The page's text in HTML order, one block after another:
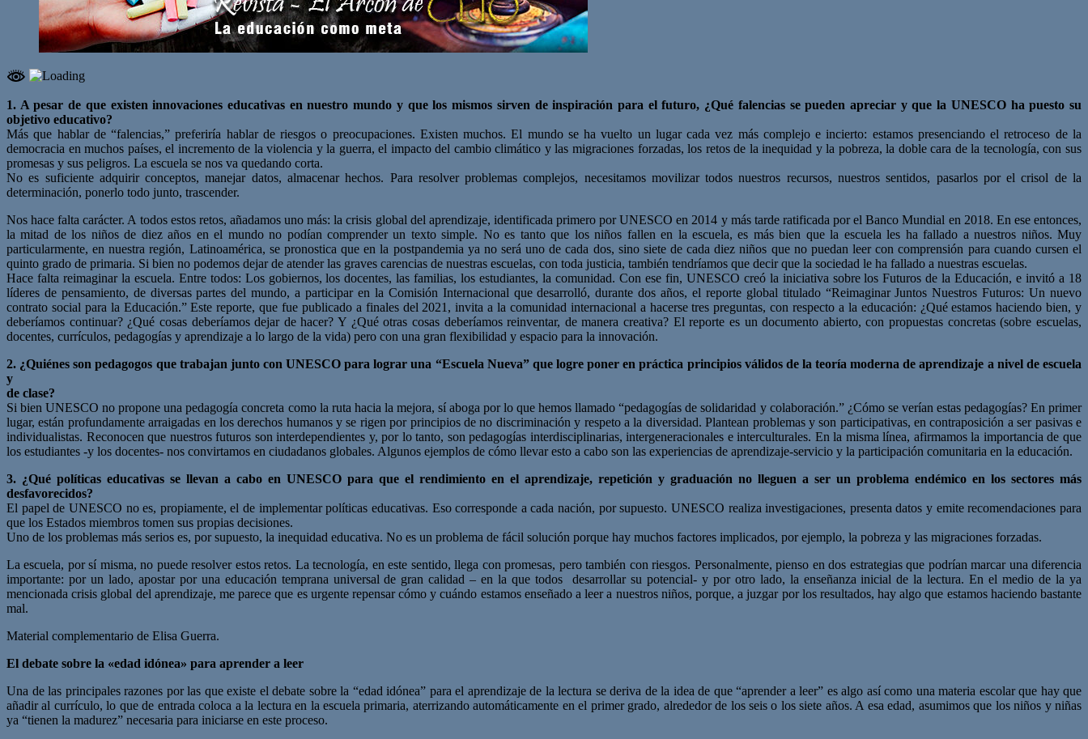
1. A pesar de que existen innovaciones educativas en nuestro mundo y que los mismos sirven de inspiración para el futuro, ¿Qué falencias se pueden apreciar y que la UNESCO ha puesto su
objetivo educativo?
Más que hablar de “falencias,” preferiría hablar de riesgos o preocupaciones. Existen muchos. El mundo se ha vuelto un lugar cada vez más complejo e incierto: estamos presenciando el retroceso de la
democracia en muchos países, el incremento de la violencia y la guerra, el impacto del cambio climático y las migraciones forzadas, los retos de la inequidad y la pobreza, la doble cara de la tecnología, con sus
promesas y sus peligros. La escuela se nos va quedando corta.
No es suficiente adquirir conceptos, manejar datos, almacenar hechos. Para resolver problemas complejos, necesitamos movilizar todos nuestros recursos, nuestros sentidos, pasarlos por el crisol de la
determinación, ponerlo todo junto, trascender.
Nos hace falta carácter. A todos estos retos, añadamos uno más: la crisis global del aprendizaje, identificada primero por UNESCO en 2014 y más tarde ratificada por el Banco Mundial en 2018. En ese entonces,
la mitad de los niños de diez años en el mundo no podían comprender un texto simple. No es tanto que los niños fallen en la escuela, es más bien que la escuela les ha fallado a nuestros niños. Muy
particularmente, en nuestra región, Latinoamérica, se pronostica que en la postpandemia ya no será uno de cada dos, sino siete de cada diez niños que no puedan leer con comprensión para cuando cursen el
quinto grado de primaria. Si bien no podemos dejar de atender las graves carencias de nuestras escuelas, con toda justicia, también tendríamos que decir que la sociedad le ha fallado a nuestras escuelas.
Hace falta reimaginar la escuela. Entre todos: Los gobiernos, los docentes, las familias, los estudiantes, la comunidad. Con ese fin, UNESCO creó la iniciativa sobre los Futuros de la Educación, e invitó a 18
líderes de pensamiento, de diversas partes del mundo, a participar en la Comisión Internacional que desarrolló, durante dos años, el reporte global titulado “Reimaginar Juntos Nuestros Futuros: Un nuevo
contrato social para la Educación.” Este reporte, que fue publicado a finales del 2021, invita a la comunidad internacional a hacerse tres preguntas, con respecto a la educación: ¿Qué estamos haciendo bien, y
deberíamos continuar? ¿Qué cosas deberíamos dejar de hacer? Y ¿Qué otras cosas deberíamos reinventar, de manera creativa? El reporte es un documento abierto, con propuestas concretas (sobre escuelas,
docentes, currículos, pedagogías y aprendizaje a lo largo de la vida) pero con una gran flexibilidad y espacio para la innovación.
2. ¿Quiénes son pedagogos que trabajan junto con UNESCO paralograr una “Escuela Nueva” que logre poner en práctica principios válidos de la teoría moderna de aprendizaje a nivel de escuela
y
de clase?
Si bien UNESCO no propone una pedagogía concreta como la ruta hacia la mejora, sí aboga por lo que hemos llamado “pedagogías de solidaridad y colaboración.” ¿Cómo se verían estas pedagogías? En primer
lugar, están profundamente arraigadas en los derechos humanos y se rigen por principios de no discriminación y respeto a la diversidad. Plantean problemas y son participativas, en contraposición a ser pasivas e
individualistas. Reconocen que nuestros futuros son interdependientes y, por lo tanto, son pedagogías interdisciplinarias, intergeneracionales e interculturales. En la misma línea, afirmamos la importancia de que
los estudiantes -y los docentes- nos convirtamos en ciudadanos globales. Algunos ejemplos de cómo llevar esto a cabo son las experiencias de aprendizaje-servicio y la participación comunitaria en la educación.
3. ¿Qué políticas educativas se llevan a cabo en UNESCO para que el rendimiento en el aprendizaje, repetición y graduación no lleguen a ser un problema endémico en los sectores más
desfavorecidos?
El papel de UNESCO no es, propiamente, el de implementar políticas educativas. Eso corresponde a cada nación, por supuesto. UNESCO realiza investigaciones, presenta datos y emite recomendaciones para
que los Estados miembros tomen sus propias decisiones.
Uno de los problemas más serios es, por supuesto, la inequidad educativa. No es un problema de fácil solución porque hay muchos factores implicados, por ejemplo, la pobreza y las migraciones forzadas.
La escuela, por sí misma, no puede resolver estos retos. La tecnología, en este sentido, llega con promesas, pero también con riesgos. Personalmente, pienso en dos estrategias que podrían marcar una diferencia
importante: por un lado, apostar por una educación temprana universal de gran calidad – en la que todos desarrollar su potencial- y por otro lado, la enseñanza inicial de la lectura. En el medio de la ya
mencionada crisis global del aprendizaje, me parece que es urgente repensar cómo y cuándo estamos enseñado a leer a nuestros niños, porque, a juzgar por los resultados, hay algo que estamos haciendo bastante
mal.
Material complementario de Elisa Guerra.
El debate sobre la «edad idónea» para aprender a leer
Una de las principales razones por las que existe el debate sobre la “edad idónea” para el aprendizaje de la lectura se deriva de la idea de que “aprender a leer” es algo así como una materia escolar que hay que
añadir al currículo, lo que de entrada coloca a la lectura en la escuela primaria, aterrizando automáticamente en el primer grado, alrededor de los seis o los siete años. A esa edad, asumimos que los niños y niñas
ya “tienen la madurez” necesaria para iniciarse en este proceso.